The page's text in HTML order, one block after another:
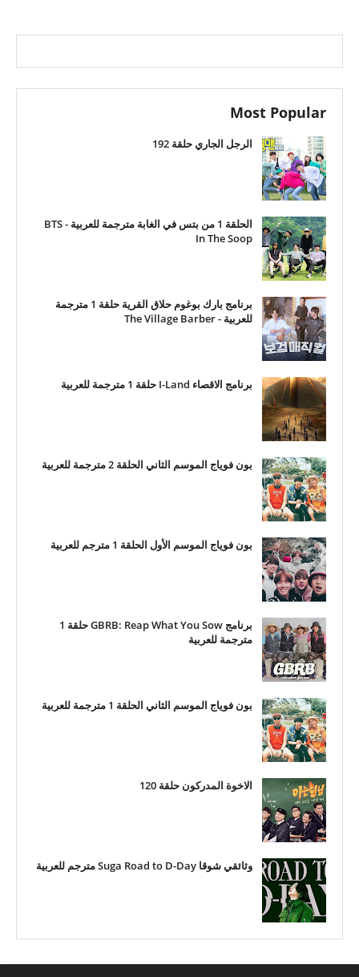
Most Popular
الرجل الجاري حلقة 192
الحلقة 1 من بتس في الغابة مترجمة للعربية - BTS
In The Soop
برنامج بارك بوغوم حلاق القرية حلقة 1 مترجمة
للعربية - The Village Barber
برنامج الاقصاء I-Land حلقة 1 مترجمة للعربية
بون فوياج الموسم الثاني الحلقة 2 مترجمة للعربية
بون فوياج الموسم الأول الحلقة 1 مترجم للعربية
برنامج GBRB: Reap What You Sow حلقة 1
مترجمة للعربية
بون فوياج الموسم الثاني الحلقة 1 مترجمة للعربية
الاخوة المدركون حلقة 120
وثائقي شوقا Suga Road to D-Day مترجم للعربية